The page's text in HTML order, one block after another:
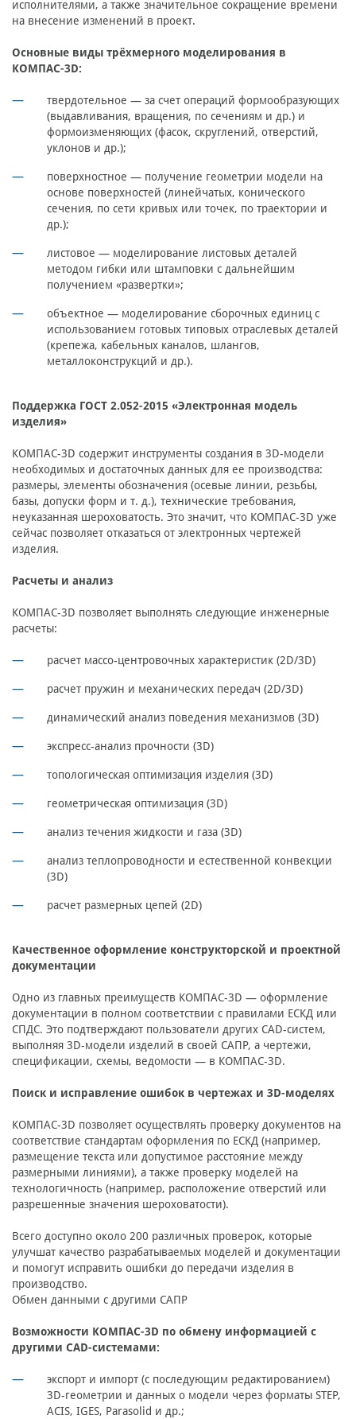
исполнителями, а также значительное сокращение времени
на внесение изменений в проект.
Основные виды трёхмерного моделирования в
КОМПАС-3D:
твердотельное — за счет операций формообразующих
(выдавливания, вращения, по сечениям и др.) и
формоизменяющих (фасок, скруглений, отверстий,
уклонов и др.);
поверхностное — получение геометрии модели на
основе поверхностей (линейчатых, конического
сечения, по сети кривых или точек, по траектории и
др.);
листовое — моделирование листовых деталей
методом гибки или штамповки с дальнейшим
получением «развертки»;
объектное — моделирование сборочных единиц с
использованием готовых типовых отраслевых деталей
(крепежа, кабельных каналов, шлангов,
металлоконструкций и др.).
Поддержка ГОСТ 2.052-2015 «Электронная модель
изделия»
КОМПАС-3D содержит инструменты создания в 3D-модели
необходимых и достаточных данных для ее производства:
размеры, элементы обозначения (осевые линии, резьбы,
базы, допуски форм и т. д.), технические требования,
неуказанная шероховатость. Это значит, что КОМПАС-3D уже
сейчас позволяет отказаться от электронных чертежей
изделия.
Расчеты и анализ
КОМПАС-3D позволяет выполнять следующие инженерные
расчеты:
расчет массо-центровочных характеристик (2D/3D)
расчет пружин и механических передач (2D/3D)
динамический анализ поведения механизмов (3D)
экспресс-анализ прочности (3D)
топологическая оптимизация изделия (3D)
геометрическая оптимизация (3D)
анализ течения жидкости и газа (3D)
анализ теплопроводности и естественной конвекции
(3D)
расчет размерных цепей (2D)
Качественное оформление конструкторской и проектной
документации
Одно из главных преимуществ КОМПАС-3D — оформление
документации в полном соответствии с правилами ЕСКД или
СПДС. Это подтверждают пользователи других CAD-систем,
выполняя 3D-модели изделий в своей САПР, а чертежи,
спецификации, схемы, ведомости — в КОМПАС-3D.
Поиск и исправление ошибок в чертежах и 3D-моделях
КОМПАС-3D позволяет осуществлять проверку документов на
соответствие стандартам оформления по ЕСКД (например,
размещение текста или допустимое расстояние между
размерными линиями), а также проверку моделей на
технологичность (например, расположение отверстий или
разрешенные значения шероховатости).
Всего доступно около 200 различных проверок, которые
улучшат качество разрабатываемых моделей и документации
и помогут исправить ошибки до передачи изделия в
производство.
Обмен данными с другими САПР
Возможности КОМПАС-3D по обмену информацией с
другими CAD-системами:
экспорт и импорт (с последующим редактированием)
3D-геометрии и данных о модели через форматы STEP,
ACIS, IGES, Parasolid и др.;